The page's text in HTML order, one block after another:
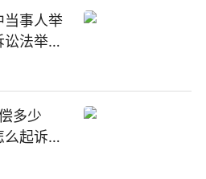
当事人举
法举证
多少
起诉对